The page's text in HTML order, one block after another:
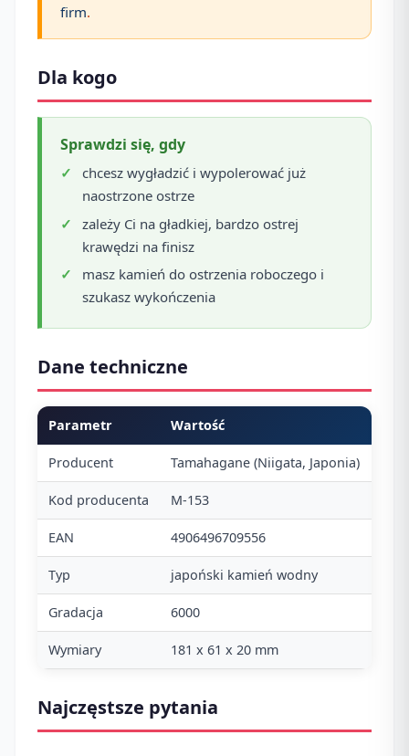
firm.
Dla kogo
Sprawdzi się, gdy
chcesz wygładzić i wypolerować już
naostrzone ostrze
zależy Ci na gładkiej, bardzo ostrej
krawędzi na finisz
masz kamień do ostrzenia roboczego i
szukasz wykończenia
Dane techniczne
Parametr Wartość
Producent Tamahagane (Niigata, Japonia)
Kod producenta M-153
EAN 4906496709556
Typ japoński kamień wodny
Gradacja 6000
Wymiary 181 x 61 x 20 mm
Najczęstsze pytania